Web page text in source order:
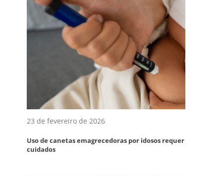
23 de fevereiro de 2026
Uso de canetas emagrecedoras por idosos requer
cuidados